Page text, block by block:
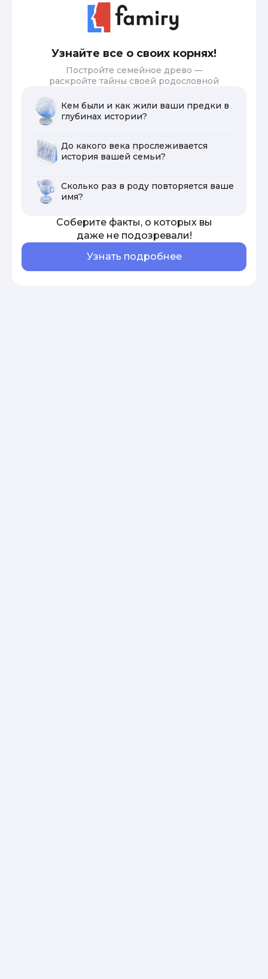
Узнайте все о своих корнях!
Постройте семейное древо —
раскройте тайны своей родословной
Кем были и как жили ваши предки в
глубинах истории?
До какого века прослеживается
история вашей семьи?
Сколько раз в роду повторяется ваше
имя?
Соберите факты, о которых вы
даже не подозревали!
Узнать подробнее